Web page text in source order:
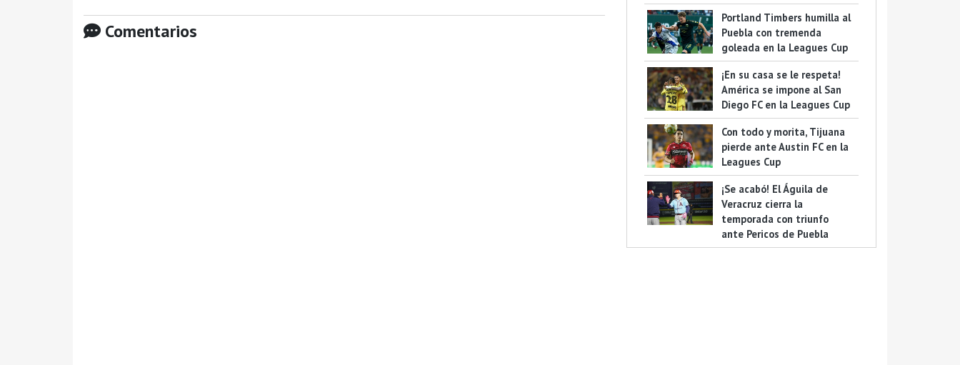
Comentarios
Portland Timbers humilla al
Puebla con tremenda
goleada en la Leagues Cup
¡En su casa se le respeta!
América se impone al San
Diego FC en la Leagues Cup
Con todo y morita, Tijuana
pierde ante Austin FC en la
Leagues Cup
¡Se acabó! El Águila de
Veracruz cierra la
temporada con triunfo
ante Pericos de Puebla